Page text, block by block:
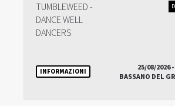
TUMBLEWEED -
DANCE WELL
DANCERS
INFORMAZIONI
25/08/2026
BASSANO DEL